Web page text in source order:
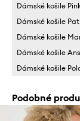
Dámské košile
Dámské košile
Dámské košile
Dámské košile
Dámské košile
Podobné